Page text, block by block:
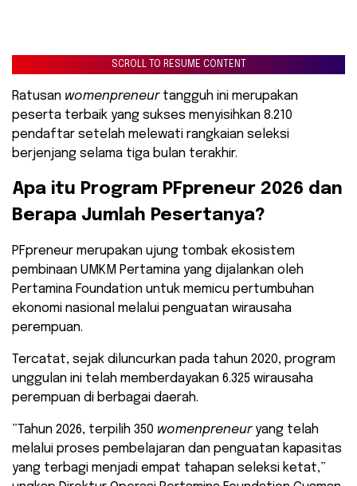
SCROLL TO RESUME CONTENT
Ratusan womenpreneurtangguh ini merupakan
peserta terbaik yang sukses menyisihkan 8.210
pendaftar setelah melewati rangkaian seleksi
berjenjang selama tiga bulan terakhir.
​Apa itu Program PFpreneur 2026 dan
Berapa Jumlah Pesertanya?
​PFpreneur merupakan ujung tombak ekosistem
pembinaan UMKM Pertamina yang dijalankan oleh
Pertamina Foundation untuk memicu pertumbuhan
ekonomi nasional melalui penguatan wirausaha
perempuan.
Tercatat, sejak diluncurkan pada tahun 2020, program
unggulan ini telah memberdayakan 6.325 wirausaha
perempuan di berbagai daerah.
​”Tahun 2026, terpilih 350 womenpreneuryang telah
melalui proses pembelajaran dan penguatan kapasitas
yang terbagi menjadi empat tahapan seleksi ketat,”